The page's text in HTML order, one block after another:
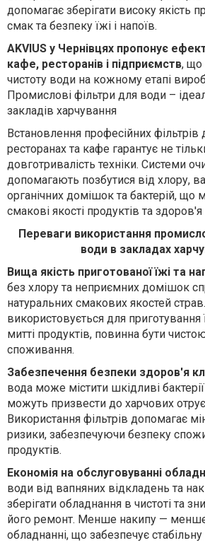
допомагає зберігати високу якість
смак та безпеку їжі і напоїв.
AKVIUS у Чернівцях пропонує
кафе, ресторанів і підприємств, що
чистоту води на кожному етапі
Промислові фільтри для води –
закладів харчування
Встановлення професійних фільтрів
ресторанах та кафе гарантує не
довготривалість техніки. Системи
допомагають позбутися від хлору,
органічних домішок та бактерій, що
смакові якості продуктів та здоров'я
Переваги використання
води в закладах
Вища якість приготованої їжі та
без хлору та неприємних домішок
натуральних смакових якостей
використовується для приготування
митті продуктів, повинна бути
споживання.
Забезпечення безпеки здоров'я
вода може містити шкідливі
можуть призвести до харчових
Використання фільтрів допомагає
ризики, забезпечуючи безпеку
продуктів.
Економія на обслуговуванні
води від вапняних відкладень та
зберігати обладнання в чистоті та
його ремонт. Менше накипу —
обладнанні, що забезпечує